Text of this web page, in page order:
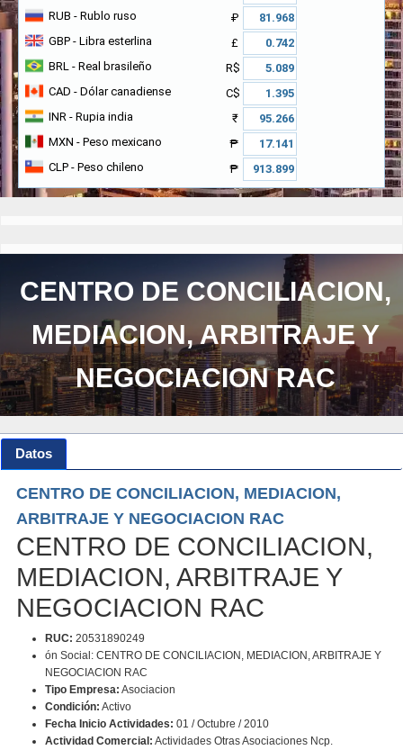
RUB - Rublo ruso
₽
GBP - Libra esterlina
£
BRL - Real brasileño
R$
CAD - Dólar canadiense
C$
INR - Rupia india
₹
MXN - Peso mexicano
₱
CLP - Peso chileno ₱
CENTRO DE CONCILIACION,
MEDIACION, ARBITRAJE Y
NEGOCIACION RAC
Datos
CENTRO DE CONCILIACION, MEDIACION,
ARBITRAJE Y NEGOCIACION RAC
CENTRO DE CONCILIACION,
MEDIACION, ARBITRAJE Y
NEGOCIACION RAC
RUC: 20531890249
ón Social: CENTRO DE CONCILIACION, MEDIACION, ARBITRAJE Y
NEGOCIACION RAC
Tipo Empresa: Asociacion
Condición: Activo
Fecha Inicio Actividades: 01 / Octubre / 2010
Actividad Comercial: Actividades Otras Asociaciones Ncp.